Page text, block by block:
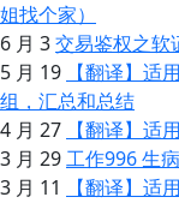
姐找个家）
6 月 3交易鉴权之软
5 月 19
【翻译】
组，汇总和总结
4 月 27
【翻译】适
3 月 29工作996 生
3 月 11
【翻译】适